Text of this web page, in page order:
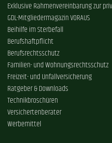
Exklusive Rahmenvereinbarung zur
GDL-Mitgliedermagazin VORAUS
Beihilfe im Sterbefall
Berufshaftpflicht
Berufsrechtsschutz
Familien- und Wohnungsrechtsschutz
Freizeit- und Unfallversicherung
Ratgeber & Downloads
Technikbroschüren
Versichertenberater
Werbemittel